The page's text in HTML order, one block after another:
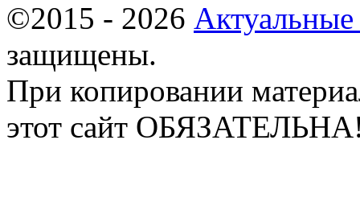
©2015 - 2026
защищены.
При копировании
этот сайт